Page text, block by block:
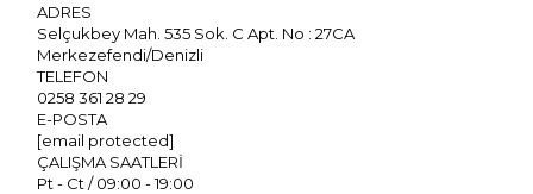
ADRES
Selçukbey Mah. 535 Sok. C Apt. No : 27CA
Merkezefendi/Denizli
TELEFON
0258 361 28 29
E-POSTA
[email protected]
ÇALIŞMA SAATLERİ
Pt - Ct / 09:00 - 19:00